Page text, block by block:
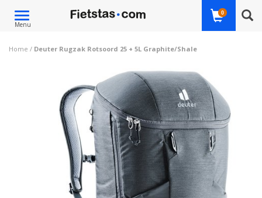
Toggle
navigation
Menu
0
Home / Deuter Rugzak Rotsoord 25 + 5L Graphite/Shale